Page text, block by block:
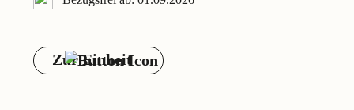
Zur Einheit